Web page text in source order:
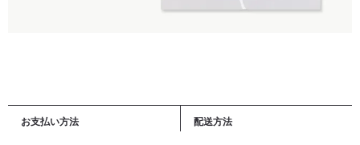
お支払い方法 配送方法